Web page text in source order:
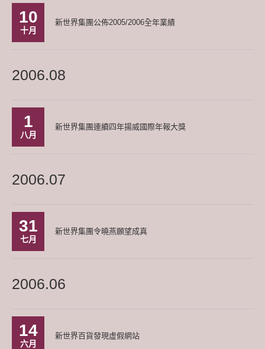
10
十月
新世界集團公佈2005/2006全年業績
2006.08
1
八月
新世界集團連續四年揚威國際年報大獎
2006.07
31
七月
新世界集團令曉燕願望成真
2006.06
14
六月
新世界百貨發現虛假網站